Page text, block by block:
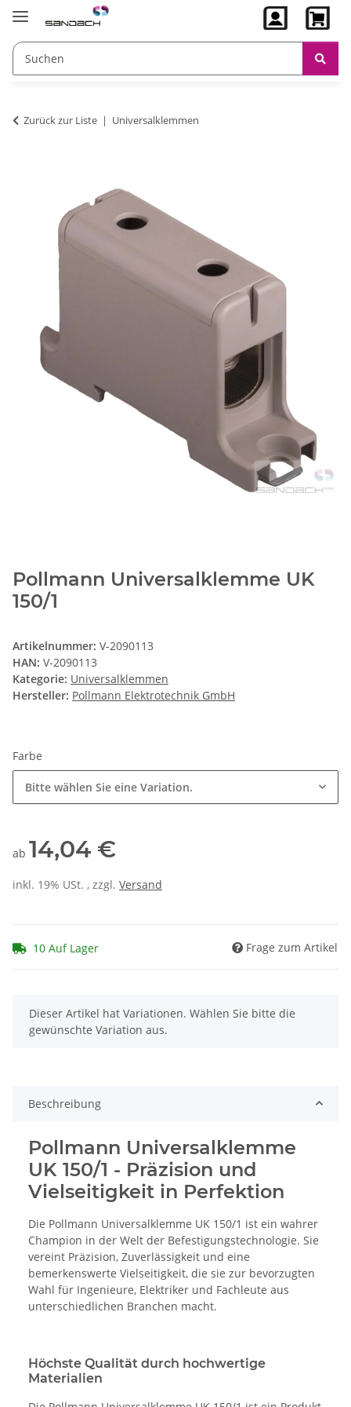
Zurück zur Liste Universalklemmen
Pollmann Universalklemme UK
150/1
Artikelnummer: V-2090113
HAN: V-2090113
Kategorie: Universalklemmen
Hersteller: Pollmann Elektrotechnik GmbH
Farbe
Bitte wählen Sie eine Variation.
ab 14,04 €
inkl. 19% USt. , zzgl. Versand
10 Auf Lager Frage zum Artikel
x
Dieser Artikel hat Variationen. Wählen Sie bitte die
gewünschte Variation aus.
Beschreibung
Pollmann Universalklemme
UK 150/1 - Präzision und
Vielseitigkeit in Perfektion
Die Pollmann Universalklemme UK 150/1 ist ein wahrer
Champion in der Welt der Befestigungstechnologie. Sie
vereint Präzision, Zuverlässigkeit und eine
bemerkenswerte Vielseitigkeit, die sie zur bevorzugten
Wahl für Ingenieure, Elektriker und Fachleute aus
unterschiedlichen Branchen macht.
Höchste Qualität durch hochwertige
Materialien